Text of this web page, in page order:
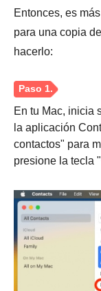
Paso 2.
Entonces, es
para una copia
hacerlo:
En tu Mac, inicia
la aplicación
contactos" para
presione la tecla